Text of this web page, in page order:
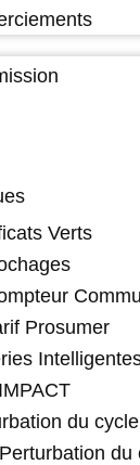
Verts
Prosumer
du
Perturbation du